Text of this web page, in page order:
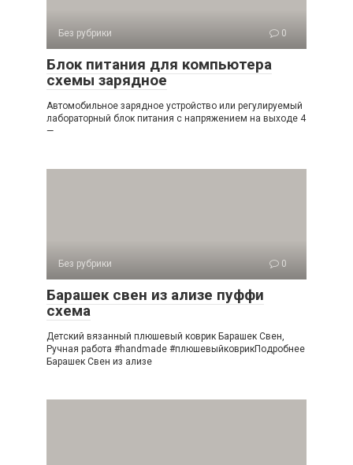
Без рубрики 0
Блок питания для компьютера
схемы зарядное
Автомобильное зарядное устройство или регулируемый
лабораторный блок питания с напряжением на выходе 4
—
Без рубрики 0
Барашек свен из ализе пуффи
схема
Детский вязанный плюшевый коврик Барашек Свен,
Ручная работа #handmade #плюшевыйковрикПодробнее
Барашек Свен из ализе